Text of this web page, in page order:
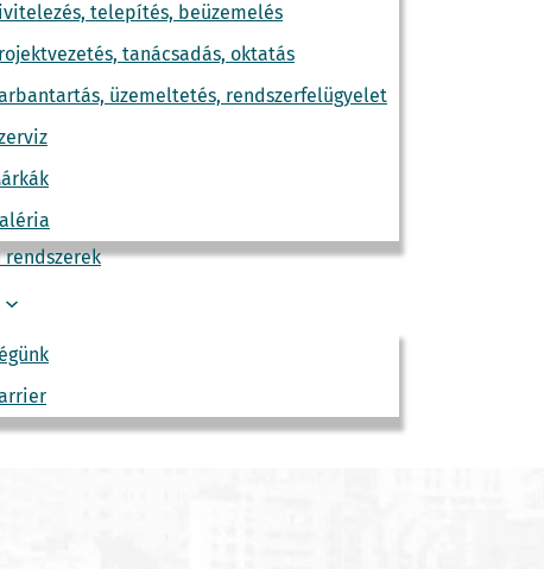
telepítés, beüzemelés
tanácsadás, oktatás
üzemeltetés, rendszerfelügyelet
rendszerek